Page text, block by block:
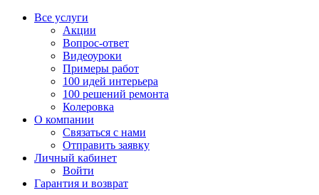
Все услуги
Акции
Вопрос-ответ
Видеоуроки
Примеры работ
100 идей интерьера
100 решений ремонта
Колеровка
О компании
Связаться с нами
Отправить заявку
Личный кабинет
Войти
Гарантия и возврат